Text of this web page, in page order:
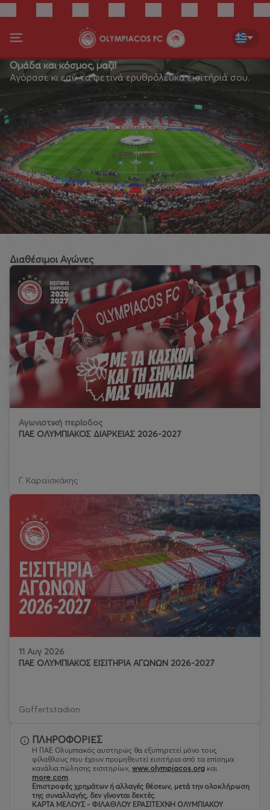
Ομάδα και κόσμος, μαζί!
Αγόρασε κι εσύ τα φετινά ερυθρόλευκα εισιτήριά σου.
Διαθέσιμοι Αγώνες
Αγωνιστική περίοδος
ΠΑΕ ΟΛΥΜΠΙΑΚΟΣ ΔΙΑΡΚΕΙΑΣ 2026-2027
Γ. Καραϊσκάκης
11 Αυγ 2026
ΠΑΕ ΟΛΥΜΠΙΑΚΟΣ ΕΙΣΙΤΗΡΙΑ ΑΓΩΝΩΝ 2026-2027
Goffertstadion
ΠΛΗΡΟΦΟΡΙΕΣ
Η ΠΑΕ Ολυμπιακός αυστηρώς θα εξυπηρετεί μόνο τους
φίλαθλους που έχουν προμηθευτεί εισιτήρια από τα επίσημα
κανάλια πώλησης εισιτηρίων, www.olympiacos.org και
more.com.
Eπιστροφές χρημάτων ή αλλαγές θέσεων, μετά την ολοκλήρωση
της συναλλαγής, δεν γίνονται δεκτές.
ΚΑΡΤΑ ΜΕΛΟΥΣ - ΦΙΛΑΘΛΟΥ ΕΡΑΣΙΤΕΧΝΗ ΟΛΥΜΠΙΑΚΟΥ